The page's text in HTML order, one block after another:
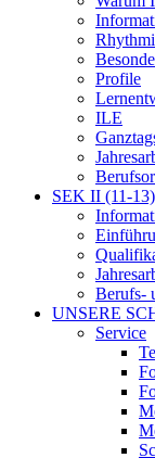
Profile
ILE
SEK II (11-13)
Berufs-
UNSERE
Service